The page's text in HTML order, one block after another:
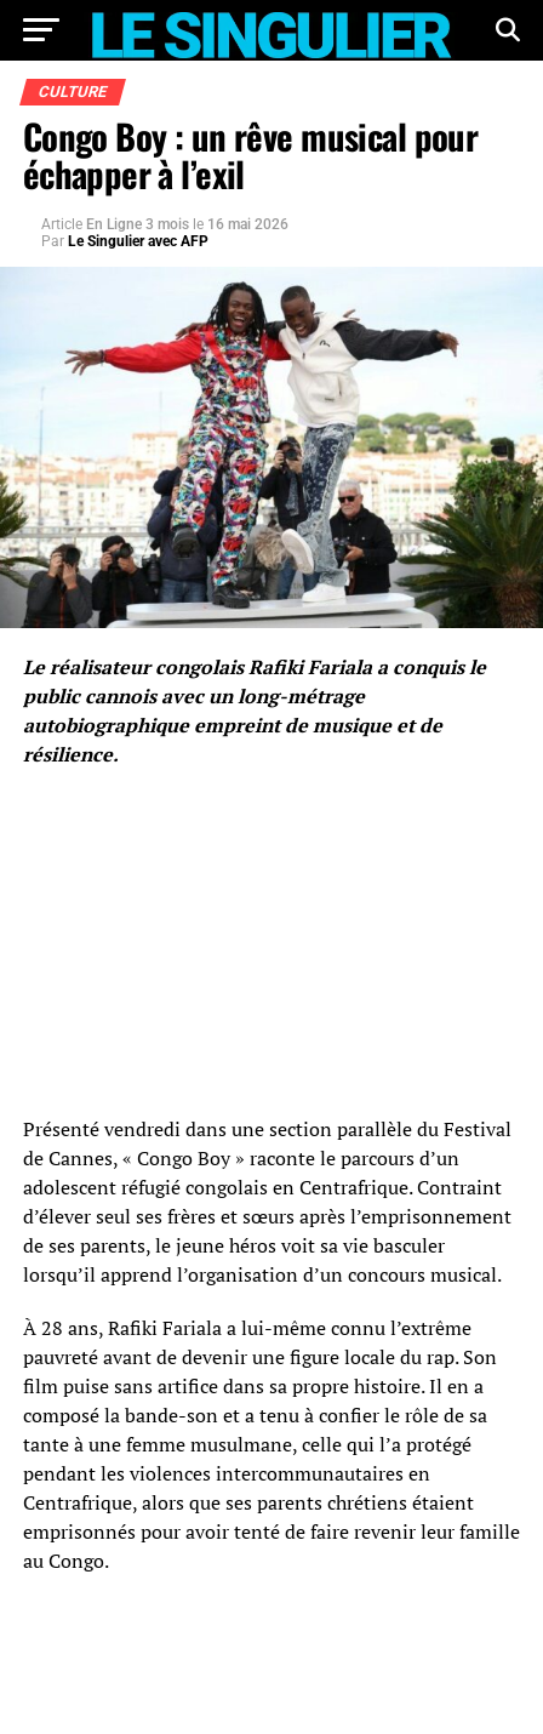
CULTURE
Congo Boy : un rêve musical pour
échapper à l’exil
Article En Ligne 3 mois le 16 mai 2026
Par Le Singulier avec AFP
Le réalisateur congolais Rafiki Fariala a conquis le
public cannois avec un long-métrage
autobiographique empreint de musique et de
résilience.
Présenté vendredi dans une section parallèle du Festival
de Cannes, « Congo Boy » raconte le parcours d’un
adolescent réfugié congolais en Centrafrique. Contraint
d’élever seul ses frères et sœurs après l’emprisonnement
de ses parents, le jeune héros voit sa vie basculer
lorsqu’il apprend l’organisation d’un concours musical.
À 28 ans, Rafiki Fariala a lui-même connu l’extrême
pauvreté avant de devenir une figure locale du rap. Son
film puise sans artifice dans sa propre histoire. Il en a
composé la bande-son et a tenu à confier le rôle de sa
tante à une femme musulmane, celle qui l’a protégé
pendant les violences intercommunautaires en
Centrafrique, alors que ses parents chrétiens étaient
emprisonnés pour avoir tenté de faire revenir leur famille
au Congo.